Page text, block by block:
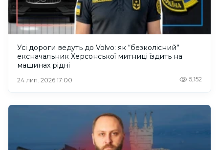
Усі дороги ведуть до Volvo: як “безколісний”
ексначальник Херсонської митниці їздить на
машинах рідні
24 лип. 2026 17:00 5,152